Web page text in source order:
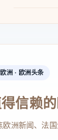
洲 · 欧洲头条
信赖
欧洲新闻、法